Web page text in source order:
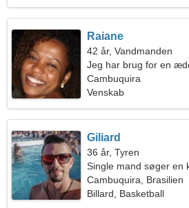
Raiane
42 år, Vandmanden
Jeg har brug for en
Cambuquira
Venskab
Giliard
36 år, Tyren
Single mand søger en
Cambuquira, Brasilien
Billard, Basketball